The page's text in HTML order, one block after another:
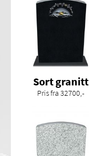
Sort granitt
Pris fra 32700,-